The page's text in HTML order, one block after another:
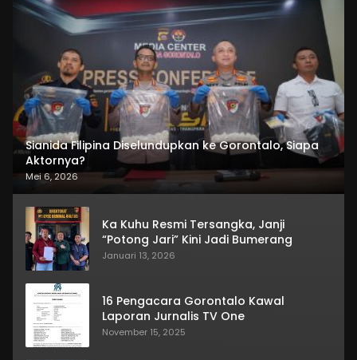
Sianida Filipina Diselundupkan ke Gorontalo, Siapa
Aktornya?
Mei 6, 2026
Ka Kuhu Resmi Tersangka, Janji
“Potong Jari” Kini Jadi Bumerang
Januari 13, 2026
16 Pengacara Gorontalo Kawal
Laporan Jurnalis TV One
November 15, 2025